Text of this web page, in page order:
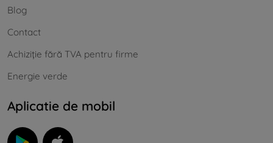
Blog
Contact
Achiziție fără TVA pentru firme
Energie verde
Aplicatie de mobil